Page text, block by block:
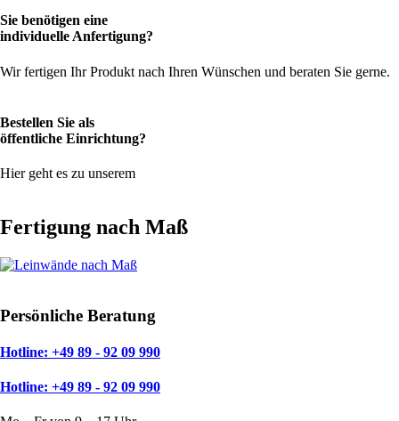
Sie benötigen eine
individuelle Anfertigung?
Wir fertigen Ihr Produkt nach Ihren Wünschen und beraten Sie gerne.
Bestellen Sie als
öffentliche Einrichtung?
Hier geht es zu unserem
Fertigung nach Maß
Persönliche Beratung
Hotline: +49 89 - 92 09 990
Hotline: +49 89 - 92 09 990